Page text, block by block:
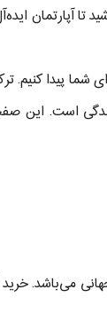
آپارتمان
شما پیدا کنیم.
است. این
می‌باشد. خرید